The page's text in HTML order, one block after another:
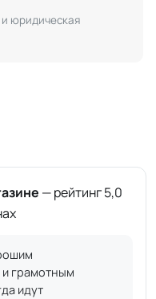
юридическая
— рейтинг 5,0
грамотным
идут